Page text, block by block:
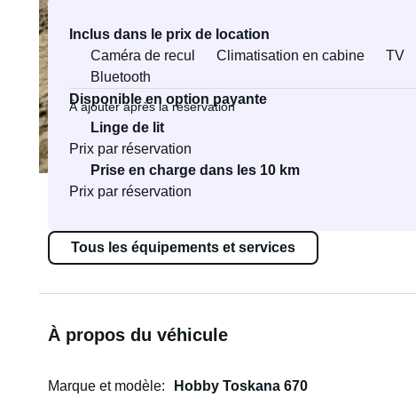
Inclus dans le prix de location
Caméra de recul
Climatisation en cabine TV
Bluetooth
Disponible en option payante
À ajouter après la réservation
Linge de lit
Prix par réservation
Prise en charge dans les 10 km
Prix par réservation
Tous les équipements et services
À propos du véhicule
Marque et modèle
Hobby Toskana 670